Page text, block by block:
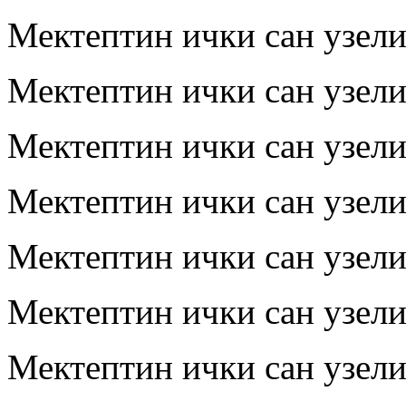
Мектептин ички сан
Мектептин ички сан
Мектептин ички сан
Мектептин ички сан
Мектептин ички сан
Мектептин ички сан
Мектептин ички сан